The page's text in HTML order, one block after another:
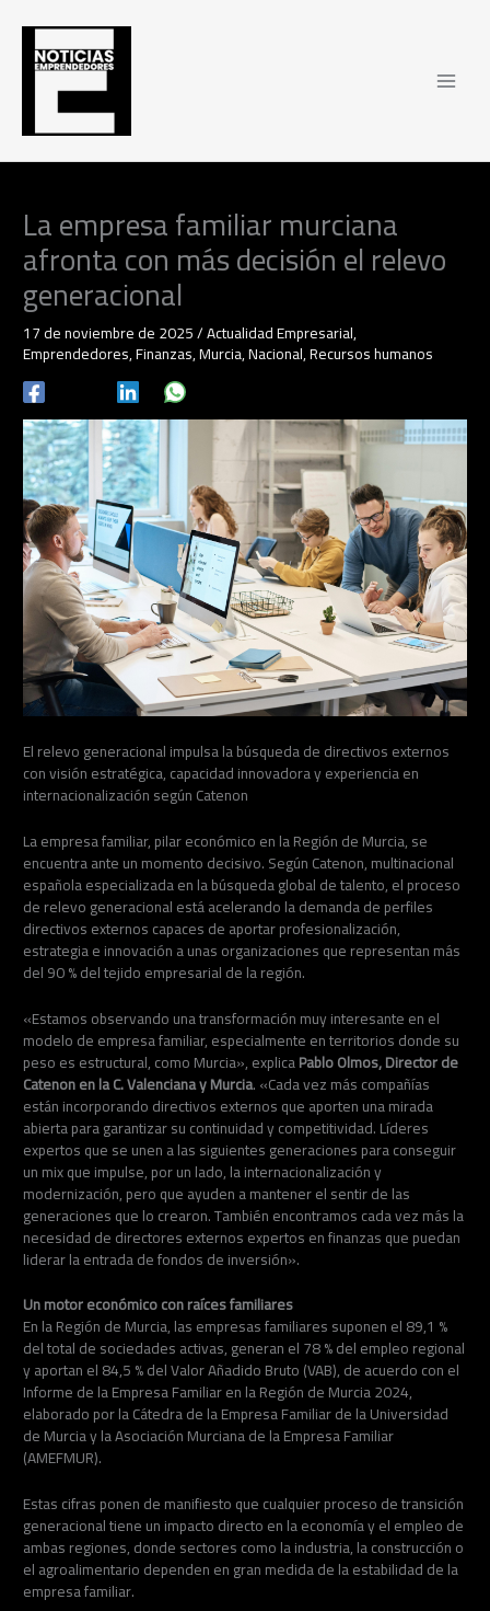
contenido
La empresa familiar murciana
afronta con más decisión el relevo
generacional
17 de noviembre de 2025/Actualidad Empresarial,
Emprendedores,Finanzas,Murcia,Nacional,Recursos humanos
El relevo generacional impulsa la búsqueda de directivos externos
con visión estratégica, capacidad innovadora y experiencia en
internacionalización según Catenon
La empresa familiar, pilar económico en la Región de Murcia, se
encuentra ante un momento decisivo. Según Catenon, multinacional
española especializada en la búsqueda global de talento, el proceso
de relevo generacional está acelerando la demanda de perfiles
directivos externos capaces de aportar profesionalización,
estrategia e innovación a unas organizaciones que representan más
del 90 % del tejido empresarial de la región.
«Estamos observando una transformación muy interesante en el
modelo de empresa familiar, especialmente en territorios donde su
peso es estructural, como Murcia», explicaPablo Olmos, Director de
Catenon en la C. Valenciana y Murcia. «Cada vez más compañías
están incorporando directivos externos que aporten una mirada
abierta para garantizar su continuidad y competitividad. Líderes
expertos que se unen a las siguientes generaciones para conseguir
un mix que impulse, por un lado, la internacionalización y
modernización, pero que ayuden a mantener el sentir de las
generaciones que lo crearon. También encontramos cada vez más la
necesidad de directores externos expertos en finanzas que puedan
liderar la entrada de fondos de inversión».
Un motor económico con raíces familiares
En la Región de Murcia, las empresas familiares suponen el 89,1 %
del total de sociedades activas, generan el 78 % del empleo regional
y aportan el 84,5 % del Valor Añadido Bruto (VAB), de acuerdo con el
Informe de la Empresa Familiar en la Región de Murcia 2024,
elaborado por la Cátedra de la Empresa Familiar de la Universidad
de Murcia y la Asociación Murciana de la Empresa Familiar
(AMEFMUR).
Estas cifras ponen de manifiesto que cualquier proceso de transición
generacional tiene un impacto directo en la economía y el empleo de
ambas regiones, donde sectores como la industria, la construcción o
el agroalimentario dependen en gran medida de la estabilidad de la
empresa familiar.